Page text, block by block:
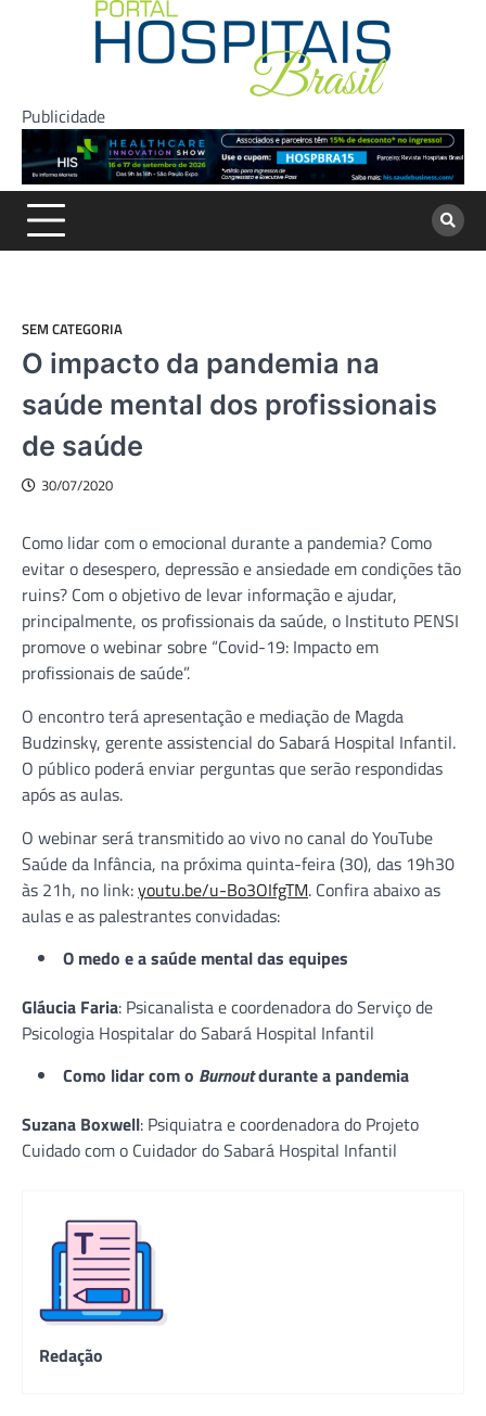
Publicidade
SEM CATEGORIA
O impacto da pandemia na
saúde mental dos profissionais
de saúde
30/07/2020
Como lidar com o emocional durante a pandemia? Como
evitar o desespero, depressão e ansiedade em condições tão
ruins? Com o objetivo de levar informação e ajudar,
principalmente, os profissionais da saúde, o Instituto PENSI
promove o webinar sobre “Covid-19: Impacto em
profissionais de saúde”.
O encontro terá apresentação e mediação de Magda
Budzinsky, gerente assistencial do Sabará Hospital Infantil.
O público poderá enviar perguntas que serão respondidas
após as aulas.
O webinar será transmitido ao vivo no canal do YouTube
Saúde da Infância, na próxima quinta-feira (30), das 19h30
às 21h, no link:youtu.be/u-Bo3OIfgTM. Confira abaixo as
aulas e as palestrantes convidadas:
O medo e a saúde mental das equipes
Gláucia Faria: Psicanalista e coordenadora do Serviço de
Psicologia Hospitalar do Sabará Hospital Infantil
Como lidar com o Burnoutdurante a pandemia
Suzana Boxwell: Psiquiatra e coordenadora do Projeto
Cuidado com o Cuidador do Sabará Hospital Infantil
Redação